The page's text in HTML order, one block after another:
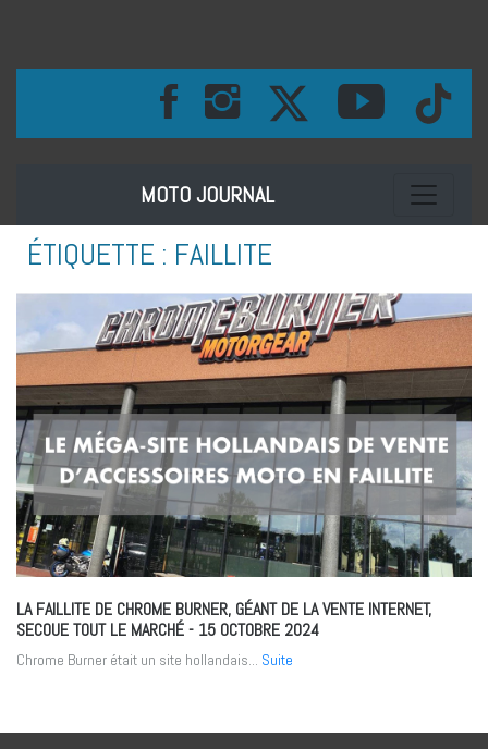
MOTO JOURNAL Toggle
ÉTIQUETTE : FAILLITE
LA FAILLITE DE CHROME BURNER, GÉANT DE LA VENTE INTERNET,
SECOUE TOUT LE MARCHÉ- 15 OCTOBRE 2024
Chrome Burner était un site hollandais... Suite